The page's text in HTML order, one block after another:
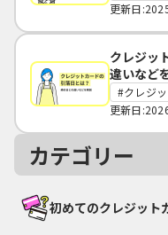
更新日
クレジッ
違いなど
クレジ
更新日
カテゴリー
初めてのクレジット